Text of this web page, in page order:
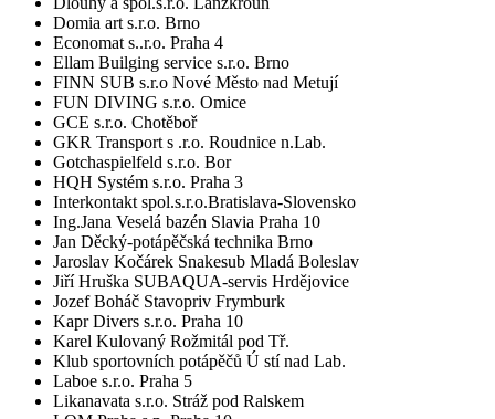
Domia art s.r.o. Brno
Economat s..r.o. Praha 4
Ellam Builging service s.r.o. Brno
FINN SUB s.r.o Nové Město nad Metují
FUN DIVING s.r.o. Omice
GCE s.r.o. Chotěboř
GKR Transport s .r.o. Roudnice n.Lab.
Gotchaspielfeld s.r.o. Bor
HQH Systém s.r.o. Praha 3
Interkontakt spol.s.r.o.Bratislava-Slovensko
Ing.Jana Veselá bazén Slavia Praha 10
Jan Děcký-potápěčská technika Brno
Jaroslav Kočárek Snakesub Mladá Boleslav
Jiří Hruška SUBAQUA-servis Hrdějovice
Jozef Boháč Stavopriv Frymburk
Kapr Divers s.r.o. Praha 10
Karel Kulovaný Rožmitál pod Tř.
Klub sportovních potápěčů Ú stí nad Lab.
Laboe s.r.o. Praha 5
Likanavata s.r.o. Stráž pod Ralskem